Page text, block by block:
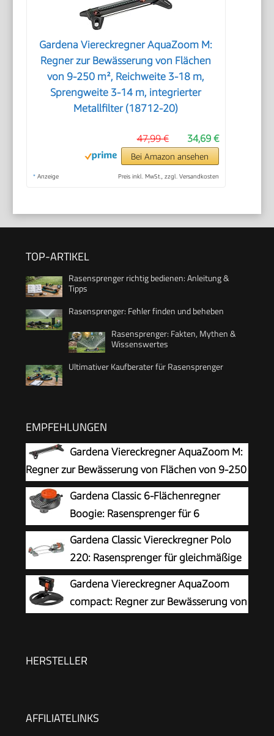
Gardena Viereckregner AquaZoom M:
Regner zur Bewässerung von Flächen
von 9-250 m², Reichweite 3-18 m,
Sprengweite 3-14 m, integrierter
Metallfilter (18712-20)
34,69 €
47,99 €
Bei Amazon ansehen
* Anzeige Preis inkl. MwSt., zzgl. Versandkosten
TOP-ARTIKEL
Rasensprenger richtig bedienen: Anleitung &
Tipps
Rasensprenger: Fehler finden und beheben
Rasensprenger: Fakten, Mythen &
Wissenswertes
Ultimativer Kaufberater für Rasensprenger
EMPFEHLUNGEN
Gardena Viereckregner AquaZoom M:
Regner zur Bewässerung von Flächen von 9-250
m², Reichweite 3-18 m, Sprengweite 3-14 m,
integrierter Metallfilter (18712-20)
Gardena Classic 6-Flächenregner
Boogie: Rasensprenger für 6
Verschiedene Flächenformen (Kreis, Halbkreis,
Quadrat, Rechteck, Ellipse, Punktstrahl), einfache
Bedienung, sicherer Stand (2073-20)
Gardena Classic Viereckregner Polo
220: Rasensprenger für gleichmäßige
Flächenbewässerung von 90 -220 m²,
Reichweite 7-17 m, Sprengweite max. 13 m,
wartungsfrei dank Edelstahl-Schmutzsieb (2082-
Gardena Viereckregner AquaZoom
compact: Regner zur Bewässerung von
(18708-20)
HERSTELLER
AFFILIATELINKS